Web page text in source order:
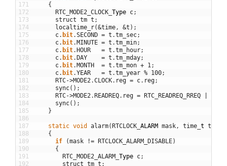
171
172
173
174
175
176
177
178
179
180
181
182
183
184
185
186
187
188
189
190
191
192
{
RTC_MODE2_CLOCK Type c;
struct tm t ;
localtime_r(&time , &t ) ;
c. bit.SECOND = t .tm_sec;
c. bit.MINUTE = t .tm_min;
c. bit.HOUR = t .tm_hour;
c. bit.DAY = t .tm_mday;
c. bit.MONTH = t .tm_mon + 1 ;
c. bit.YEAR = t .tm_year % 100;
RTC->MODE2 .CLOCK. reg = c. reg;
sync( ) ;
RTC->MODE2 .READREQ. reg = RTC_READREQ_RREQ
sync( ) ;
}
static void alarm(RTCLOCK ALARM mask , time t time
{
if
(mask != RTCLOCK_ALARM_DISABLE)
{
RTC_MODE2_ALARM Type c;
struct tm t ;